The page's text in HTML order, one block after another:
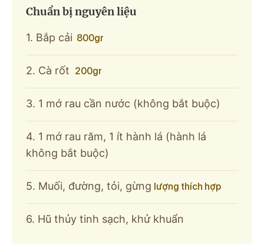
Chuẩn bị nguyên liệu
1. Bắp cải 800gr
2. Cà rốt 200gr
3. 1 mớ rau cần nước (không bắt buộc)
4. 1 mớ rau răm, 1 ít hành lá (hành lá
không bắt buộc)
5. Muối, đường, tỏi, gừng lượng thích hợp
6. Hũ thủy tinh sạch, khử khuẩn